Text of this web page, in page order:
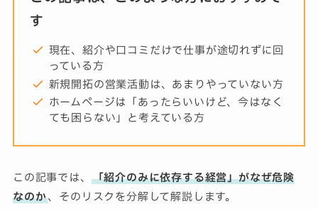
す
現在、紹介や口コミだけで仕事が途切れずに回
っている方
新規開拓の営業活動は、あまりやっていない方
ホームページは「あったらいいけど、今はなく
ても困らない」と考えている方
この記事では、
「紹介のみに依存する経営」がなぜ危険
なのか、そのリスクを分解して解説します。